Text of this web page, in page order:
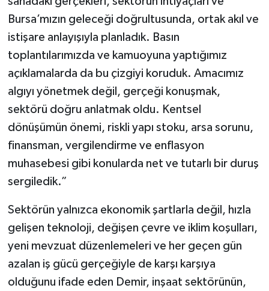
Bursa’mızın geleceği doğrultusunda, ortak akıl ve
istişare anlayışıyla planladık. Basın
toplantılarımızda ve kamuoyuna yaptığımız
açıklamalarda da bu çizgiyi koruduk. Amacımız
algıyı yönetmek değil, gerçeği konuşmak,
sektörü doğru anlatmak oldu. Kentsel
dönüşümün önemi, riskli yapı stoku, arsa sorunu,
finansman, vergilendirme ve enflasyon
muhasebesi gibi konularda net ve tutarlı bir duruş
sergiledik.”
Sektörün yalnızca ekonomik şartlarla değil, hızla
gelişen teknoloji, değişen çevre ve iklim koşulları,
yeni mevzuat düzenlemeleri ve her geçen gün
azalan iş gücü gerçeğiyle de karşı karşıya
olduğunu ifade eden Demir, inşaat sektörünün,